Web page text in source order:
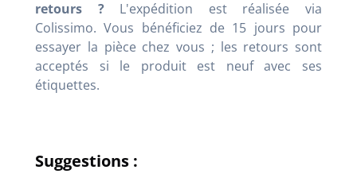
retours ?L'expédition est réalisée via
Colissimo. Vous bénéficiez de 15 jours pour
essayer la pièce chez vous ; les retours sont
acceptés si le produit est neuf avec ses
étiquettes.
Suggestions :